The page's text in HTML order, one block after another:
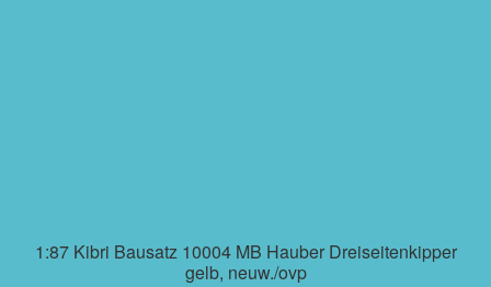
1:87 Kibri Bausatz 10004 MB Hauber Dreiseitenkipper
gelb, neuw./ovp